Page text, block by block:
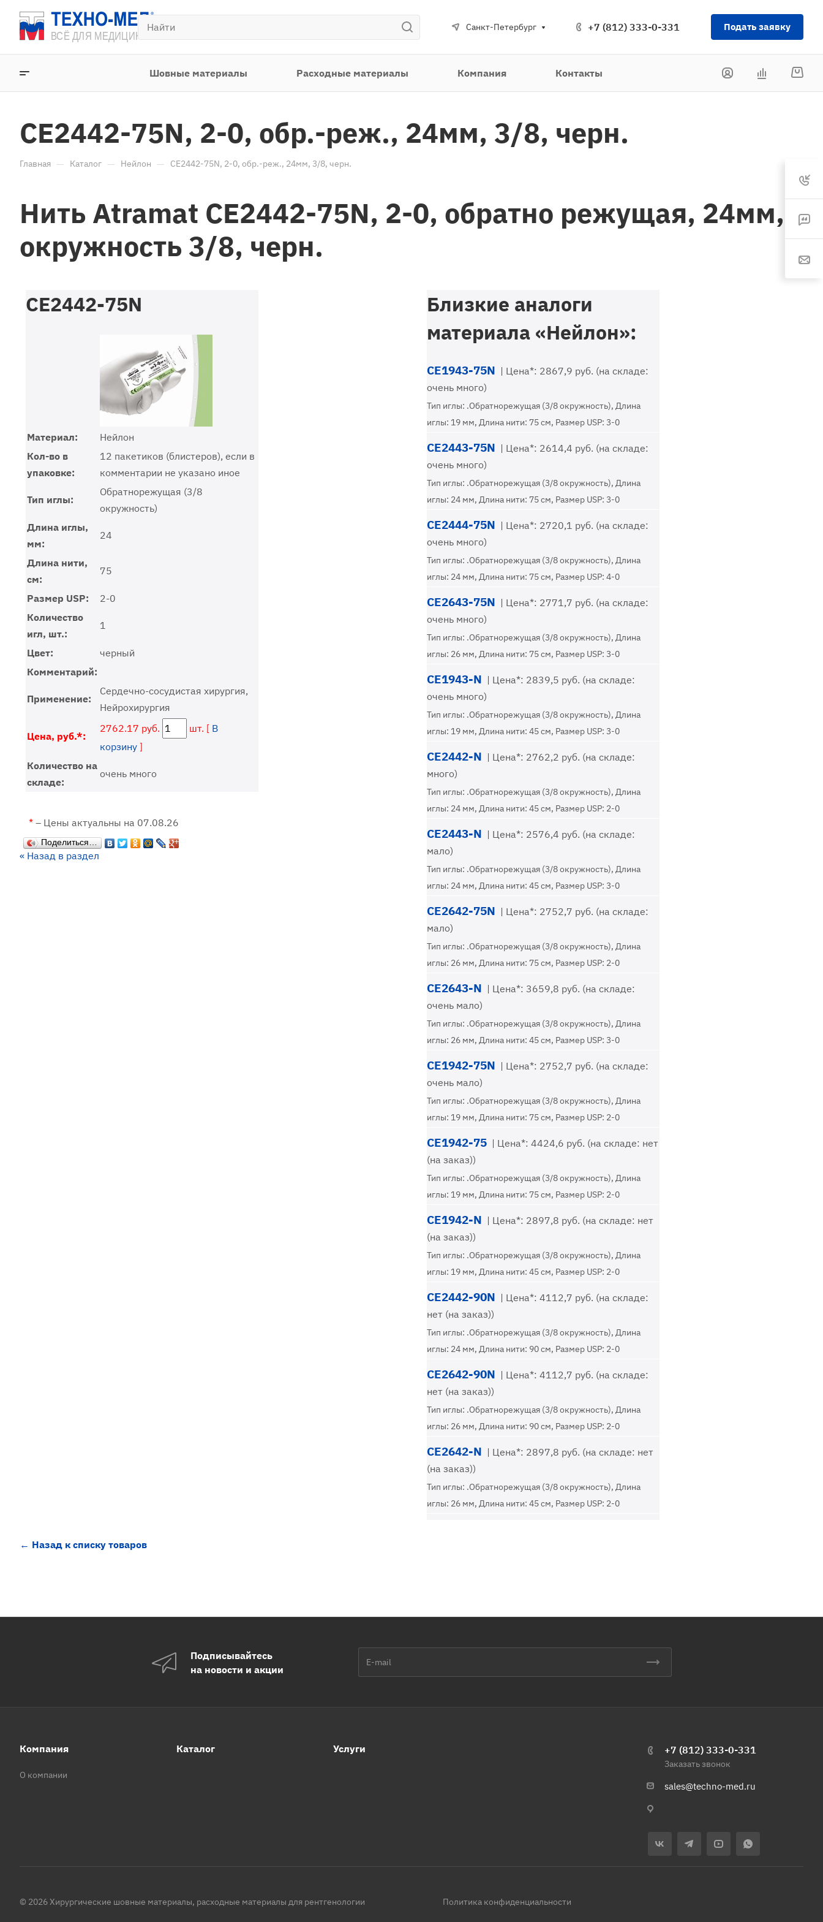
Санкт-Петербург +7 (812) 333-0-331 Подать заявку
Шовные материалы Расходные материалы Компания Контакты
CE2442-75N, 2-0, обр.-реж., 24мм, 3/8, черн.
Главная — Каталог — Нейлон — CE2442-75N, 2-0, обр.-реж., 24мм, 3/8, черн.
Нить Atramat CE2442-75N, 2-0, обратно режущая, 24мм,
окружность 3/8, черн.
CE2442-75N
Материал:
Нейлон
Кол-во в
упаковке:
12 пакетиков (блистеров), если в
комментарии не указано иное
Тип иглы:
Обратнорежущая (3/8
окружность)
Длина иглы,
мм:
24
Длина нити,
см:
75
Размер USP:
2-0
Количество
игл, шт.:
1
Цвет:
черный
Комментарий:
Применение:
Сердечно-сосудистая хирургия,
Нейрохирургия
Цена, руб.*:
2762.17 руб. шт. [ В
корзину ]
Количество на
складе:
очень много
* – Цены актуальны на 07.08.26
Поделиться…
« Назад в раздел
Близкие аналоги
материала «Нейлон»:
CE1943-75N | Цена*: 2867,9 руб. (на складе:
очень много)
Тип иглы: .Обратнорежущая (3/8 окружность), Длина
иглы: 19 мм, Длина нити: 75 см, Размер USP: 3-0
CE2443-75N | Цена*: 2614,4 руб. (на складе:
очень много)
Тип иглы: .Обратнорежущая (3/8 окружность), Длина
иглы: 24 мм, Длина нити: 75 см, Размер USP: 3-0
CE2444-75N | Цена*: 2720,1 руб. (на складе:
очень много)
Тип иглы: .Обратнорежущая (3/8 окружность), Длина
иглы: 24 мм, Длина нити: 75 см, Размер USP: 4-0
CE2643-75N | Цена*: 2771,7 руб. (на складе:
очень много)
Тип иглы: .Обратнорежущая (3/8 окружность), Длина
иглы: 26 мм, Длина нити: 75 см, Размер USP: 3-0
CE1943-N | Цена*: 2839,5 руб. (на складе:
очень много)
Тип иглы: .Обратнорежущая (3/8 окружность), Длина
иглы: 19 мм, Длина нити: 45 см, Размер USP: 3-0
CE2442-N | Цена*: 2762,2 руб. (на складе:
много)
Тип иглы: .Обратнорежущая (3/8 окружность), Длина
иглы: 24 мм, Длина нити: 45 см, Размер USP: 2-0
CE2443-N | Цена*: 2576,4 руб. (на складе:
мало)
Тип иглы: .Обратнорежущая (3/8 окружность), Длина
иглы: 24 мм, Длина нити: 45 см, Размер USP: 3-0
CE2642-75N | Цена*: 2752,7 руб. (на складе:
мало)
Тип иглы: .Обратнорежущая (3/8 окружность), Длина
иглы: 26 мм, Длина нити: 75 см, Размер USP: 2-0
CE2643-N | Цена*: 3659,8 руб. (на складе:
очень мало)
Тип иглы: .Обратнорежущая (3/8 окружность), Длина
иглы: 26 мм, Длина нити: 45 см, Размер USP: 3-0
CE1942-75N | Цена*: 2752,7 руб. (на складе:
очень мало)
Тип иглы: .Обратнорежущая (3/8 окружность), Длина
иглы: 19 мм, Длина нити: 75 см, Размер USP: 2-0
CE1942-75 | Цена*: 4424,6 руб. (на складе: нет
(на заказ))
Тип иглы: .Обратнорежущая (3/8 окружность), Длина
иглы: 19 мм, Длина нити: 75 см, Размер USP: 2-0
CE1942-N | Цена*: 2897,8 руб. (на складе: нет
(на заказ))
Тип иглы: .Обратнорежущая (3/8 окружность), Длина
иглы: 19 мм, Длина нити: 45 см, Размер USP: 2-0
CE2442-90N | Цена*: 4112,7 руб. (на складе:
нет (на заказ))
Тип иглы: .Обратнорежущая (3/8 окружность), Длина
иглы: 24 мм, Длина нити: 90 см, Размер USP: 2-0
CE2642-90N | Цена*: 4112,7 руб. (на складе:
нет (на заказ))
Тип иглы: .Обратнорежущая (3/8 окружность), Длина
иглы: 26 мм, Длина нити: 90 см, Размер USP: 2-0
CE2642-N | Цена*: 2897,8 руб. (на складе: нет
(на заказ))
Тип иглы: .Обратнорежущая (3/8 окружность), Длина
иглы: 26 мм, Длина нити: 45 см, Размер USP: 2-0
← Назад к списку товаров
Подписывайтесь
на новости и акции
Компания
О компании
Каталог Услуги +7 (812) 333-0-331
Заказать звонок
sales@techno-med.ru
© 2026 Хирургические шовные материалы, расходные материалы для рентгенологии Политика конфиденциальности